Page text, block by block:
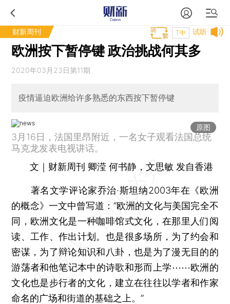
财新周刊 试听
T中
欧洲按下暂停键 政治挑战何其多
2020年03月23日第11期
疫情逼迫欧洲给许多熟悉的东西按下暂停键
原图
3月16日，法国里昂附近，一名女子观看法国总统
马克龙发表电视讲话。
文｜财新周刊 卿滢 何书静，文思敏 发自香港
著名文学评论家乔治·斯坦纳2003年在《欧洲
的概念》一文中曾写道：“欧洲的文化与美国完全不
同，欧洲文化是一种咖啡馆式文化，在那里人们阅
读、工作、作出计划。也是很多场所，为了约会和
密谋，为了辩论知识和八卦，也是为了漫无目的的
游荡者和他笔记本中的诗歌和形而上学⋯⋯欧洲的
文化也是步行者的文化，建立在往往以学者和作家
命名的广场和街道的基础之上。”